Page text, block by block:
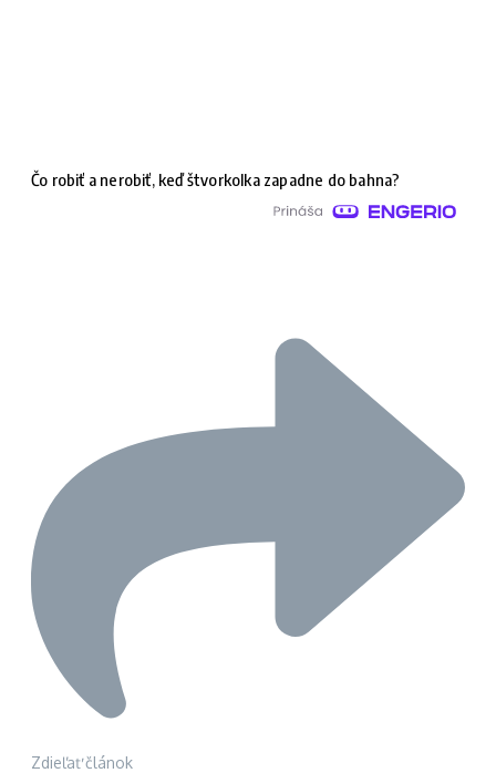
Čo robiť a nerobiť, keď štvorkolka zapadne do bahna?
Zdieľať článok